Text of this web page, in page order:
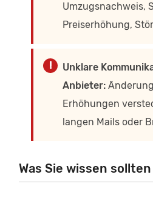
Umzugsnachweis,
Preiserhöhung,
Unklare
Anbieter:
Erhöhungen
langen Mails oder
Was Sie wissen sollten